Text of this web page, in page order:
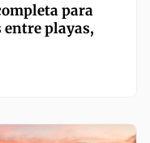
para
entre playas,